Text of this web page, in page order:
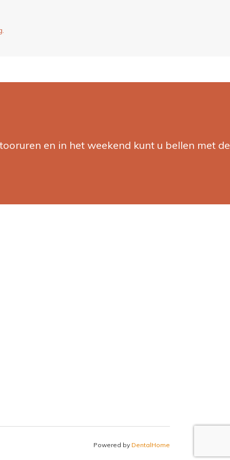
en in het weekend kunt u bellen met de
Powered by DentalHome